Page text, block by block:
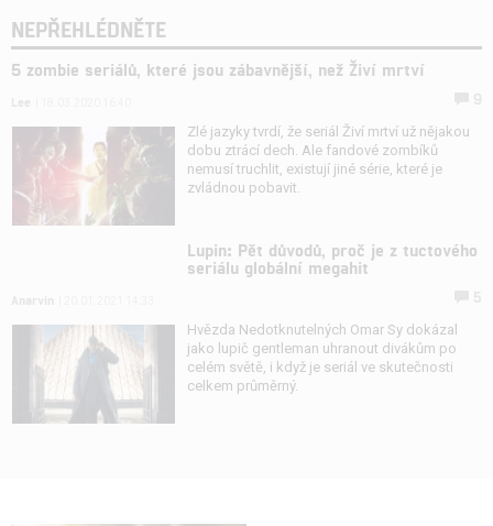
NEPŘEHLÉDNĚTE
5 zombie seriálů, které jsou zábavnější, než Živí mrtví
Zlé jazyky tvrdí, že seriál Živí mrtví už nějakou
dobu ztrácí dech. Ale fandové zombíků
nemusí truchlit, existují jiné série, které je
zvládnou pobavit.
Lupin: Pět důvodů, proč je z tuctového
seriálu globální megahit
Hvězda Nedotknutelných Omar Sy dokázal
jako lupič gentleman uhranout divákům po
celém světě, i když je seriál ve skutečnosti
celkem průměrný.